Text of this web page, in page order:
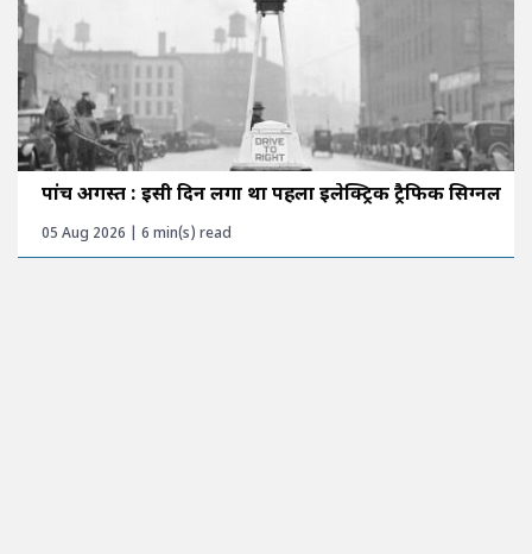
पांच अगस्त : इसी दिन लगा था पहला इलेक्ट्रिक ट्रैफिक सिग्नल
05 Aug 2026 | 6 min(s) read